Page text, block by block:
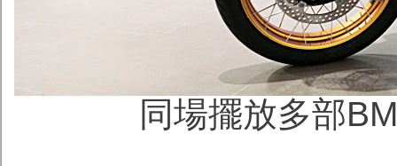
同場擺放多部